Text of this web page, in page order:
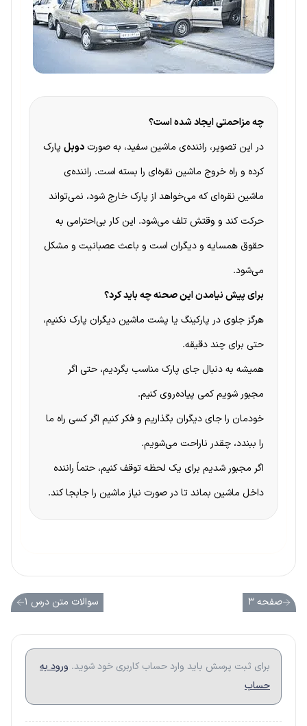
چه مزاحمتی ایجاد شده است؟
در این تصویر، راننده‌ی ماشین سفید، به صورت دوبل پارک
کرده و راه خروج ماشین نقره‌ای را بسته است. راننده‌ی
ماشین نقره‌ای که می‌خواهد از پارک خارج شود، نمی‌تواند
حرکت کند و وقتش تلف می‌شود. این کار بی‌احترامی به
حقوق همسایه و دیگران است و باعث عصبانیت و مشکل
می‌شود.
برای پیش نیامدن این صحنه چه باید کرد؟
هرگز جلوی در پارکینگ یا پشت ماشین دیگران پارک نکنیم،
حتی برای چند دقیقه.
همیشه به دنبال جای پارک مناسب بگردیم، حتی اگر
مجبور شویم کمی پیاده‌روی کنیم.
خودمان را جای دیگران بگذاریم و فکر کنیم اگر کسی راه ما
را ببندد، چقدر ناراحت می‌شویم.
اگر مجبور شدیم برای یک لحظه توقف کنیم، حتماً راننده
داخل ماشین بماند تا در صورت نیاز ماشین را جابجا کند.
صفحه ۳ سوالات متن درس ۱
برای ثبت پرسش باید وارد حساب کاربری خود شوید. ورود به
حساب